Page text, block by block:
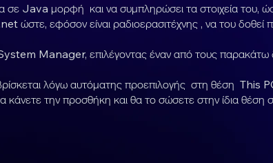
Java μορφή και να συμπληρώσει τα στοιχεία του,
εφόσον είναι ραδιοερασιτέχνης , να του δοθεί
Manager, επιλέγοντας έναν από τους παρακάτω
λόγω αυτόματης προεπιλογής στη θέση
την προσθήκη και θα το σώσετε στην ίδια θέση